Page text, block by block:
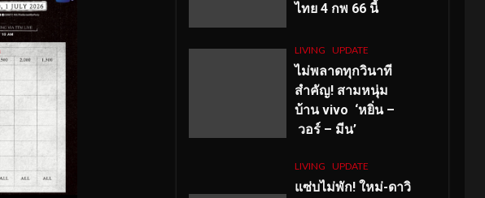
ไทย 4 กพ 66 นี้
LIVING UPDATE
ไม่พลาดทุกวินาที
สำคัญ! สามหนุ่ม
บ้าน vivo ‘หยิ่น –
วอร์ – มีน’
LIVING UPDATE
แซ่บไม่พัก! ใหม่-ดาวิ